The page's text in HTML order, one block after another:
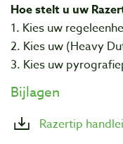
Hoe stelt u uw
1. Kies uw
2. Kies uw (Heavy
3. Kies uw
Bijlagen
Razertip